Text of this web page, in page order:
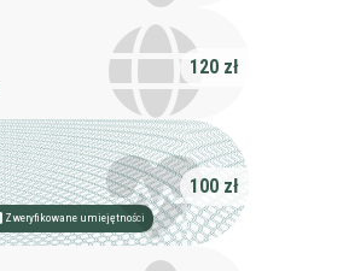
120 zł
Zweryfikowane umiejętności
100 zł